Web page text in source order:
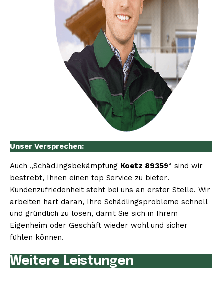
Unser Versprechen:
Auch „Schädlingsbekämpfung Koetz 89359“ sind wir
bestrebt, Ihnen einen top Service zu bieten.
Kundenzufriedenheit steht bei uns an erster Stelle. Wir
arbeiten hart daran, Ihre Schädlingsprobleme schnell
und gründlich zu lösen, damit Sie sich in Ihrem
Eigenheim oder Geschäft wieder wohl und sicher
fühlen können.
Weitere Leistungen